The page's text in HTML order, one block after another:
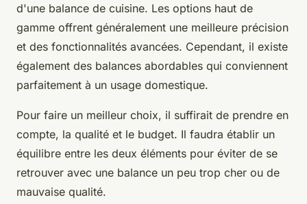
d'une balance de cuisine. Les options haut de
gamme offrent généralement une meilleure précision
et des fonctionnalités avancées. Cependant, il existe
également des balances abordables qui conviennent
parfaitement à un usage domestique.
Pour faire un meilleur choix, il suffirait de prendre en
compte, la qualité et le budget. Il faudra établir un
équilibre entre les deux éléments pour éviter de se
retrouver avec une balance un peu trop cher ou de
mauvaise qualité.